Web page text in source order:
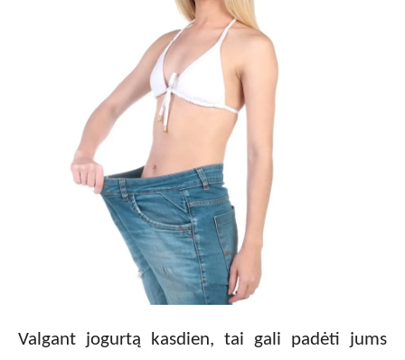
Valgant jogurtą kasdien, tai gali padėti jums